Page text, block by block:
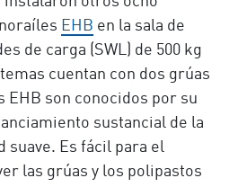
EHB en la sala de
de carga (SWL) de 500 kg
cuentan con dos grúas
EHB son conocidos por su
sustancial de la
suave. Es fácil para el
las grúas y los polipastos